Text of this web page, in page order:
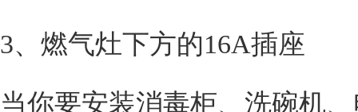
3、燃气灶下方的16A插座
当你要安装消毒柜、洗碗机